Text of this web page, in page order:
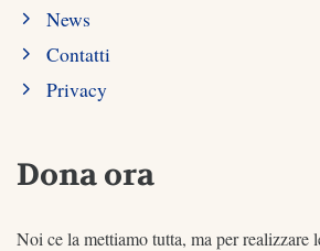
News
Contatti
Privacy
Dona ora
Noi ce la mettiamo tutta, ma per realizzare